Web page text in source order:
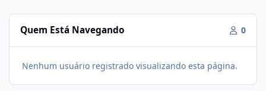
Quem Está Navegando 0
Nenhum usuário registrado visualizando esta página.